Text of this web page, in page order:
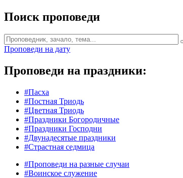
Поиск проповеди
Проповеди на дату
Проповеди на праздники:
#Пасха
#Постная Триодь
#Цветная Триодь
#Праздники Богородичные
#Праздники Господни
#Двунадесятые праздники
#Страстная седмица
#Проповеди на разные случаи
#Воинское служение